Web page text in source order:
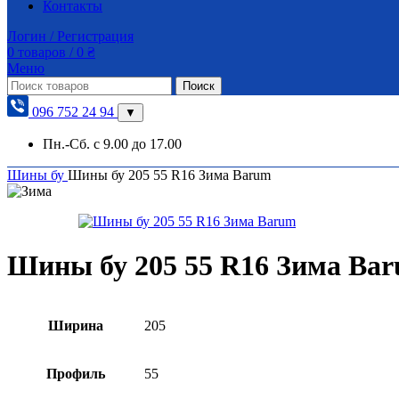
Контакты
Логин / Регистрация
0 товаров / 0 ₴
Меню
Поиск
096 752 24 94 ▼
Пн.-Сб. с 9.00 до 17.00
Шины бу Шины бу 205 55 R16 Зима Barum
Шины бу 205 55 R16 Зима
Ширина 205
Профиль 55